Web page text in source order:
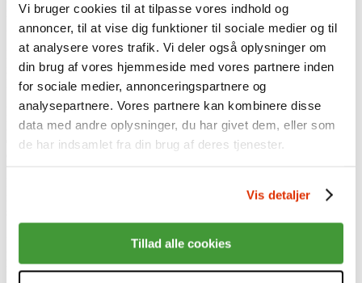
Vi bruger cookies til at tilpasse vores indhold og
annoncer, til at vise dig funktioner til sociale medier og til
at analysere vores trafik. Vi deler også oplysninger om
din brug af vores hjemmeside med vores partnere inden
for sociale medier, annonceringspartnere og
analysepartnere. Vores partnere kan kombinere disse
data med andre oplysninger, du har givet dem, eller som
de har indsamlet fra din brug af deres tjenester.
Vis detaljer
Tillad alle cookies
investeringer i infrastruktur for i alt 1,1 mia. kr.
20.06.17
Industriens Pension udbygger nu porteføljen af infrastruktur med tre
nye investeringer i rastepladser i England og motorveje i USA og
Portugal.
Investeringerne på 1,1 mia. kr. er placeret i betalingsmotorvejen
Northwest Parkway i USA, i OPP-motorvejene Norte Litoral og Via
do Infante i Portugal samt i rastepladsoperatøren Welcome Break,
infrastruktur på i alt 17 mia. kr. svarende til ca. 11 pct. af den
”Motorvejene og rastepladserne leverer stabile og langsigtede
markedseksponering. Det er investeringer med lav risiko, der vil